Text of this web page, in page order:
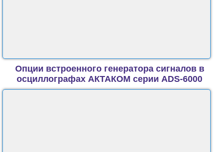
Опции встроенного генератора сигналов в
осциллографах АКТАКОМ серии ADS-6000